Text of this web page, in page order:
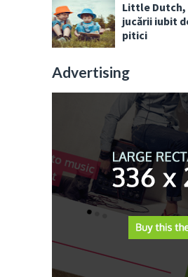
Little Dutch,
jucării iubit
pitici
Advertising